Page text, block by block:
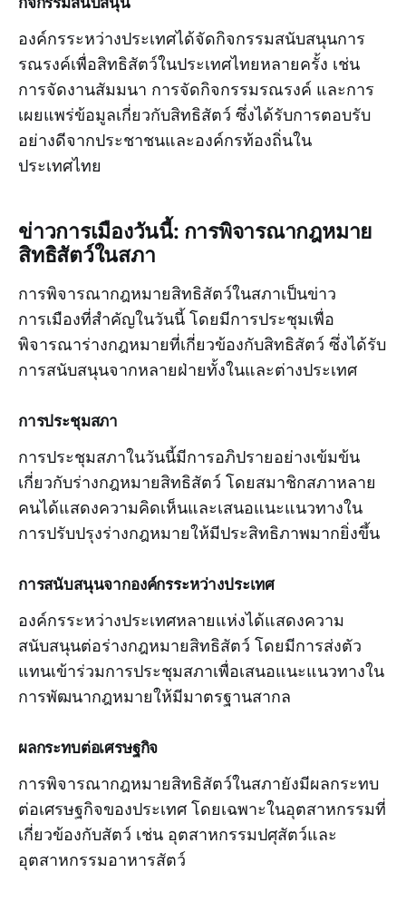
องค์กรระหว่างประเทศได้จัดกิจกรรมสนับสนุนการ
รณรงค์เพื่อสิทธิสัตว์ในประเทศไทยหลายครั้ง เช่น
การจัดงานสัมมนา การจัดกิจกรรมรณรงค์ และการ
เผยแพร่ข้อมูลเกี่ยวกับสิทธิสัตว์ ซึ่งได้รับการตอบรับ
อย่างดีจากประชาชนและองค์กรท้องถิ่นใน
ประเทศไทย
ข่าวการเมืองวันนี้: การพิจารณากฎหมาย
สิทธิสัตว์ในสภา
การพิจารณากฎหมายสิทธิสัตว์ในสภาเป็นข่าว
การเมืองที่สำคัญในวันนี้ โดยมีการประชุมเพื่อ
พิจารณาร่างกฎหมายที่เกี่ยวข้องกับสิทธิสัตว์ ซึ่งได้รับ
การสนับสนุนจากหลายฝ่ายทั้งในและต่างประเทศ
การประชุมสภา
การประชุมสภาในวันนี้มีการอภิปรายอย่างเข้มข้น
เกี่ยวกับร่างกฎหมายสิทธิสัตว์ โดยสมาชิกสภาหลาย
คนได้แสดงความคิดเห็นและเสนอแนะแนวทางใน
การปรับปรุงร่างกฎหมายให้มีประสิทธิภาพมากยิ่งขึ้น
การสนับสนุนจากองค์กรระหว่างประเทศ
องค์กรระหว่างประเทศหลายแห่งได้แสดงความ
สนับสนุนต่อร่างกฎหมายสิทธิสัตว์ โดยมีการส่งตัว
แทนเข้าร่วมการประชุมสภาเพื่อเสนอแนะแนวทางใน
การพัฒนากฎหมายให้มีมาตรฐานสากล
ผลกระทบต่อเศรษฐกิจ
การพิจารณากฎหมายสิทธิสัตว์ในสภายังมีผลกระทบ
ต่อเศรษฐกิจของประเทศ โดยเฉพาะในอุตสาหกรรมที่
เกี่ยวข้องกับสัตว์ เช่น อุตสาหกรรมปศุสัตว์และ
อุตสาหกรรมอาหารสัตว์